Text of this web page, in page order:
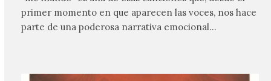
primer momento en que aparecen las voces, nos hace
parte de una poderosa narrativa emocional…